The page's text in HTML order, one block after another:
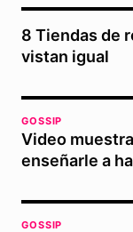
8 Tiendas de
vistan igual
GOSSIP
Video
enseñarle a
GOSSIP